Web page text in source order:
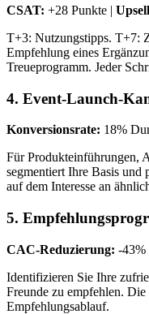
CSAT: +28 Punkte |
T+3: Nutzungstipps. T+7:
Empfehlung eines
Treueprogramm. Jeder
4. Event-Launch-
Konversionsrate: 18%
Für Produkteinführungen,
segmentiert Ihre Basis und
auf dem Interesse an
5.
CAC-Reduzierung: -43%
Identifizieren Sie Ihre
Freunde zu empfehlen.
Empfehlungsablauf.